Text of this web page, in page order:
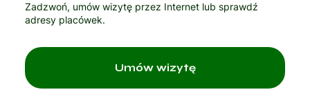
Zadzwoń, umów wizytę przez Internet lub sprawdź
adresy placówek.
Umów wizytę